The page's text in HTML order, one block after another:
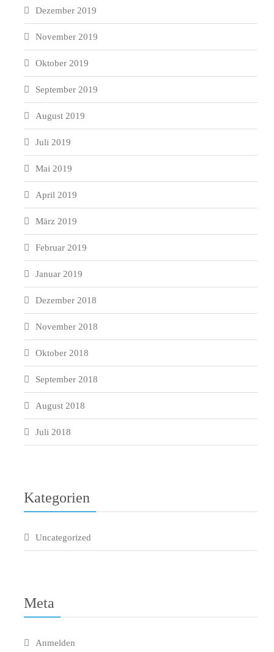
Dezember 2019
November 2019
Oktober 2019
September 2019
August 2019
Juli 2019
Mai 2019
April 2019
März 2019
Februar 2019
Januar 2019
Dezember 2018
November 2018
Oktober 2018
September 2018
August 2018
Juli 2018
Kategorien
Uncategorized
Meta
Anmelden